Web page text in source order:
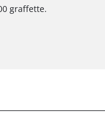
graffette.